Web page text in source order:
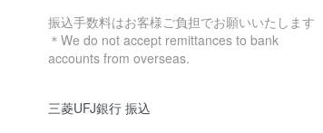
振込手数料はお客様ご負担でお願いいたします
＊We do not accept remittances to bank
accounts from overseas.
三菱UFJ銀行 振込